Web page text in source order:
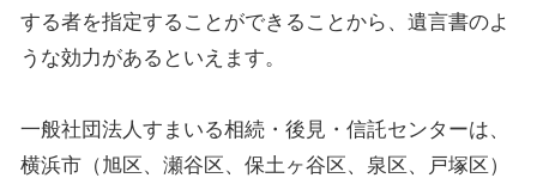
する者を指定することができることから、遺言書のよ
うな効力があるといえます。
一般社団法人すまいる相続・後見・信託センターは、
横浜市（旭区、瀬谷区、保土ヶ谷区、泉区、戸塚区）